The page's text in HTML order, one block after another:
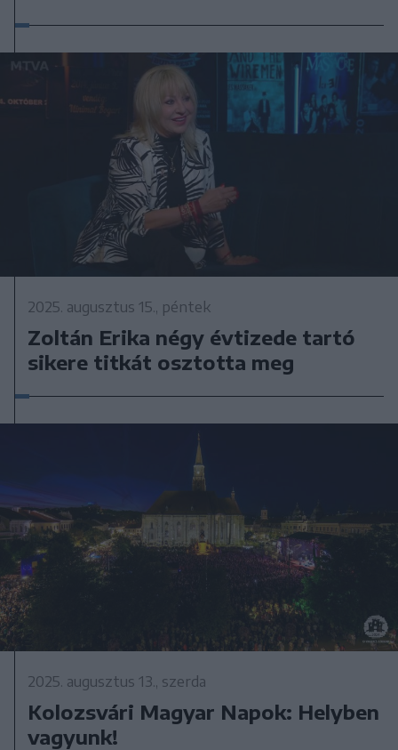
2025. augusztus 15., péntek
Zoltán Erika négy évtizede tartó
sikere titkát osztotta meg
2025. augusztus 13., szerda
Kolozsvári Magyar Napok: Helyben
vagyunk!